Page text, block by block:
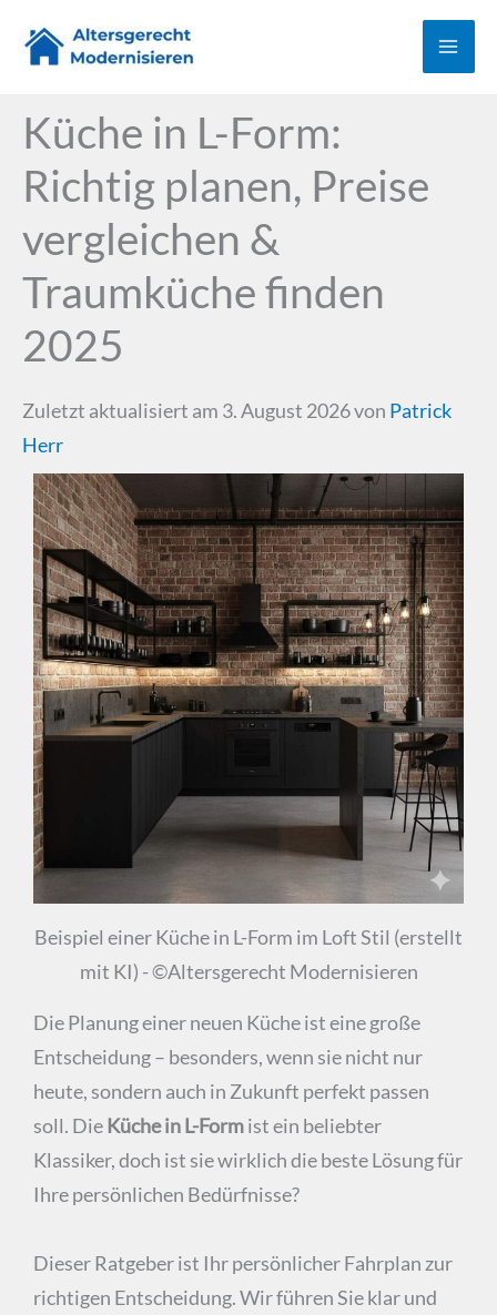
Inhalt
Küche in L-Form:
Richtig planen, Preise
vergleichen &
Traumküche finden
2025
Zuletzt aktualisiert am 3. August 2026 von Patrick
Herr
Beispiel einer Küche in L-Form im Loft Stil (erstellt
mit KI) - ©Altersgerecht Modernisieren
Die Planung einer neuen Küche ist eine große
Entscheidung – besonders, wenn sie nicht nur
heute, sondern auch in Zukunft perfekt passen
soll. DieKüche in L-Formist ein beliebter
Klassiker, doch ist sie wirklich die beste Lösung für
Ihre persönlichen Bedürfnisse?
Dieser Ratgeber ist Ihr persönlicher Fahrplan zur
richtigen Entscheidung. Wir führen Sie klar und